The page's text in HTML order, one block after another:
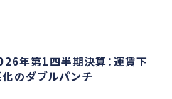
年第1四半期決算：運賃下
のダブルパンチ